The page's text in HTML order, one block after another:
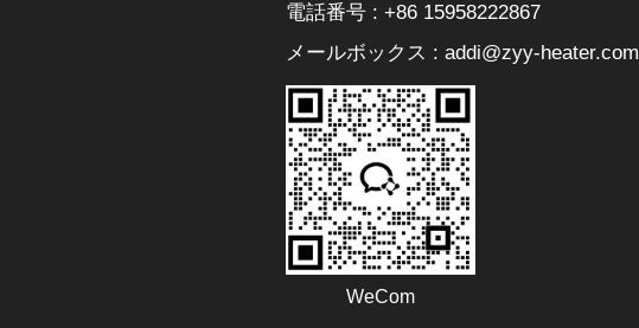
電話番号 : +86 15958222867
メールボックス : addi@zyy-heater.com
WeCom